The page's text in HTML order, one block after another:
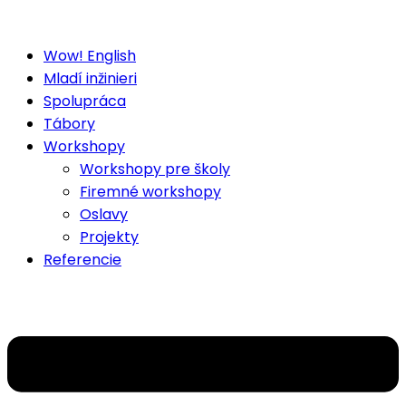
Wow! English
Mladí inžinieri
Spolupráca
Tábory
Workshopy
Workshopy pre školy
Firemné workshopy
Oslavy
Projekty
Referencie